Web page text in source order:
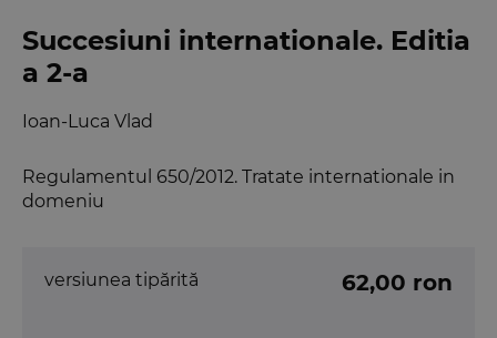
Succesiuni internationale. Editia
a 2-a
Regulamentul 650/2012. Tratate internationale in
domeniu
Ioan-Luca Vlad
versiunea tipărită 62,00 ron